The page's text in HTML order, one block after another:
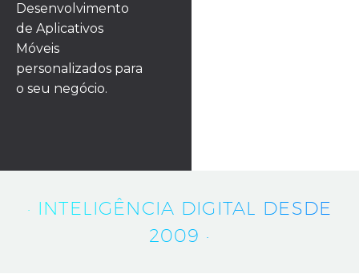
Desenvolvimento
de Aplicativos
Móveis
personalizados para
o seu negócio.
· INTELIGÊNCIA DIGITAL DESDE
2009 ·